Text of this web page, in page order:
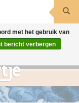
met het gebruik van
bericht verbergen